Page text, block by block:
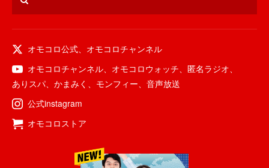
オモコロ公式、 オモコロチャンネル
オモコロチャンネル、 オモコロウォッチ、 匿名ラジオ、
ありスパ、 かまみく 、 モンフィー、 音声放送
公式instagram
オモコロストア